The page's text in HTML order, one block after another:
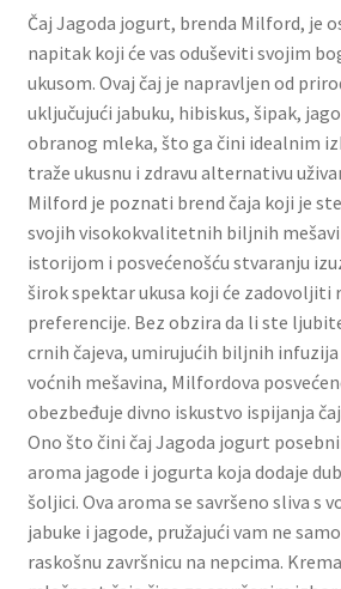
Pokloni
Pokloni za 8. mart
Pokloni za Dan zaljubljenih
Pokloni za devojku
Login
My account
Naši partneri
Newsletter
Partners
Čaj Jagoda jogurt, brenda Milford, je
napitak koji će vas oduševiti svojim
ukusom. Ovaj čaj je napravljen od
uključujući jabuku, hibiskus, šipak,
obranog mleka, što ga čini idealnim
traže ukusnu i zdravu alternativu
Milford je poznati brend čaja koji je
svojih visokokvalitetnih biljnih
istorijom i posvećenošću stvaranju
širok spektar ukusa koji će zadovoljiti
preferencije. Bez obzira da li ste
crnih čajeva, umirujućih biljnih
voćnih mešavina, Milfordova
obezbeđuje divno iskustvo ispijanja
Ono što čini čaj Jagoda jogurt
aroma jagode i jogurta koja dodaje
šoljici. Ova aroma se savršeno sliva s
jabuke i jagode, pružajući vam ne
raskošnu završnicu na nepcima.